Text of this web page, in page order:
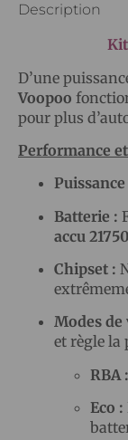
Description
D’une
Voopoo
pour plus
Performance
Batterie :
accu 21750
Chipset :
Modes de
et règle la
RBA :
Eco :